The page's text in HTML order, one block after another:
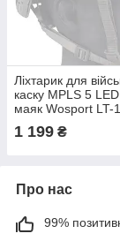
Ліхтарик для
каску MPLS 5
маяк Wosport LT-
1 199 ₴
Про нас
99%